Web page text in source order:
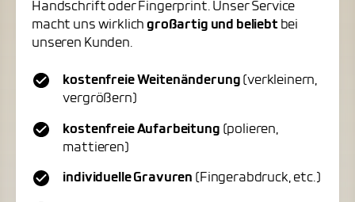
Handschrift oder Fingerprint. Unser Service
macht uns wirklichgroßartig und beliebtbei
unseren Kunden.
kostenfreie Weitenänderung (verkleinern,
vergrößern)
kostenfreie Aufarbeitung (polieren,
mattieren)
individuelle Gravuren (Fingerabdruck, etc.)